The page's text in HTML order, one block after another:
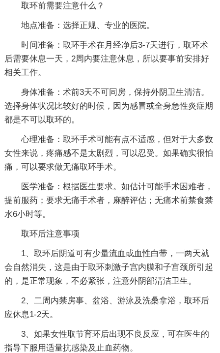
取环前需要注意什么？
地点准备：选择正规、专业的医院。
时间准备：取环手术在月经净后3-7天进行，取环术
后需要休息一天，2周内要注意休息，所以要事前安排好
相关工作。
身体准备：术前3天不可同房，保持外阴卫生清洁。
选择身体状况比较好的时候，因为感冒或全身急性炎症期
都是不可以取环的。
心理准备：取环手术可能有点不适感，但对于大多数
女性来说，疼痛感不是太剧烈，可以忍受。如果确实很怕
痛，可以要求做无痛取环手术。
医学准备：根据医生要求。如估计可能手术困难者，
提前服药；要求无痛手术者，麻醉评估；无痛术前禁食禁
水6小时等。
取环后注意事项
1、取环后阴道可有少量流血或血性白带，一两天就
会自然消失，这是由于取环刺激子宫内膜和子宫颈所引起
的，是正常现象，不必紧张，注意外阴部清洁卫生。
2、二周内禁房事、盆浴、游泳及洗桑拿浴，取环后
应休息1-2天。
3、如果女性取节育环后出现不良反应，可在医生的
指导下服用适量抗感染及止血药物。